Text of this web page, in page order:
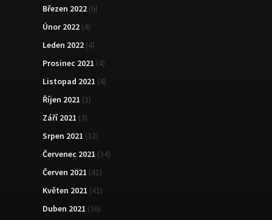
Březen 2022 (6)
Únor 2022 (4)
Leden 2022 (4)
Prosinec 2021 (4)
Listopad 2021 (4)
Říjen 2021 (3)
Září 2021 (3)
Srpen 2021 (32)
Červenec 2021 (34)
Červen 2021 (41)
Květen 2021 (41)
Duben 2021 (36)